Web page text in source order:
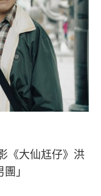
《大仙尪仔》洪
」